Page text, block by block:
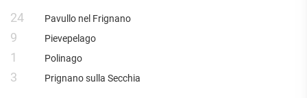
24 Pavullo nel Frignano
9 Pievepelago
1 Polinago
3 Prignano sulla Secchia